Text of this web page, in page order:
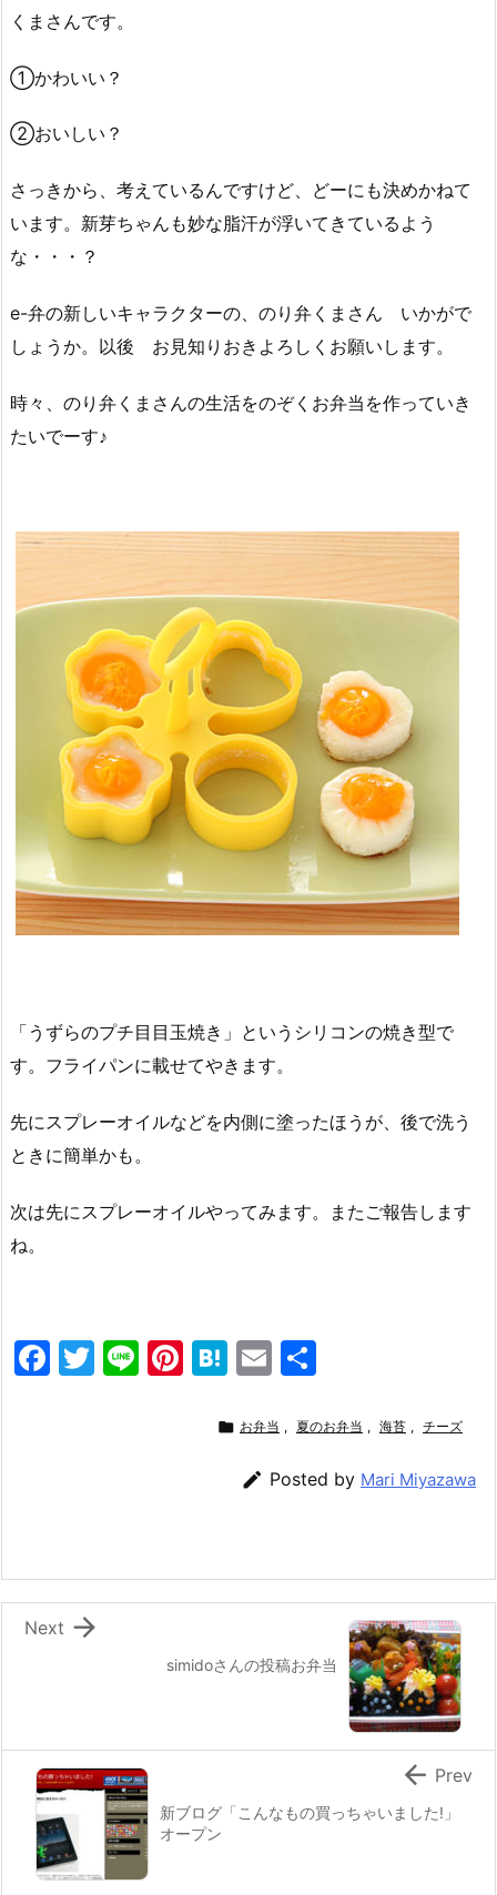
くまさんです。
①かわいい？
②おいしい？
さっきから、考えているんですけど、どーにも決めかねて
います。新芽ちゃんも妙な脂汗が浮いてきているよう
な・・・？
e-弁の新しいキャラクターの、のり弁くまさん いかがで
しょうか。以後 お見知りおきよろしくお願いします。
時々、のり弁くまさんの生活をのぞくお弁当を作っていき
たいでーす♪
「うずらのプチ目目玉焼き」というシリコンの焼き型で
す。フライパンに載せてやきます。
先にスプレーオイルなどを内側に塗ったほうが、後で洗う
ときに簡単かも。
次は先にスプレーオイルやってみます。またご報告します
ね。
F
o
k
T
Li Pi H
e
a
E
ai
l
 お弁当 , 夏のお弁当 , 海苔 , チーズ
 Posted by Mari Miyazawa
simidoさんの投稿お弁当

Next
新ブログ「こんなもの買っちゃいました!」
オープン
 Prev